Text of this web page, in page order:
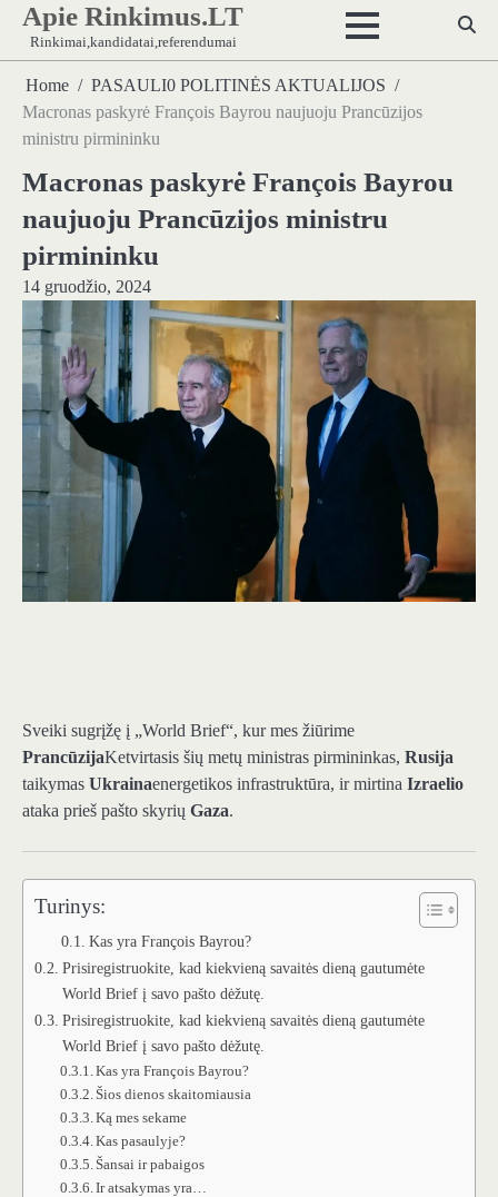
Skip
content
Apie Rinkimus.LT
Rinkimai,kandidatai,referendumai
Home
PASAULI0 POLITINĖS AKTUALIJOS
Macronas paskyrė François Bayrou naujuoju Prancūzijos
ministru pirmininku
Macronas paskyrė François Bayrou
naujuoju Prancūzijos ministru
pirmininku
14 gruodžio, 2024
Sveiki sugrįžę į „World Brief“, kur mes žiūrime
PrancūzijaKetvirtasis šių metų ministras pirmininkas, Rusija
taikymas Ukrainaenergetikos infrastruktūra, ir mirtina Izraelio
ataka prieš pašto skyrių Gaza.
Turinys:
Kas yra François Bayrou?
Prisiregistruokite, kad kiekvieną savaitės dieną gautumėte
World Brief į savo pašto dėžutę.
Prisiregistruokite, kad kiekvieną savaitės dieną gautumėte
World Brief į savo pašto dėžutę.
Kas yra François Bayrou?
Šios dienos skaitomiausia
Ką mes sekame
Kas pasaulyje?
Šansai ir pabaigos
Ir atsakymas yra…